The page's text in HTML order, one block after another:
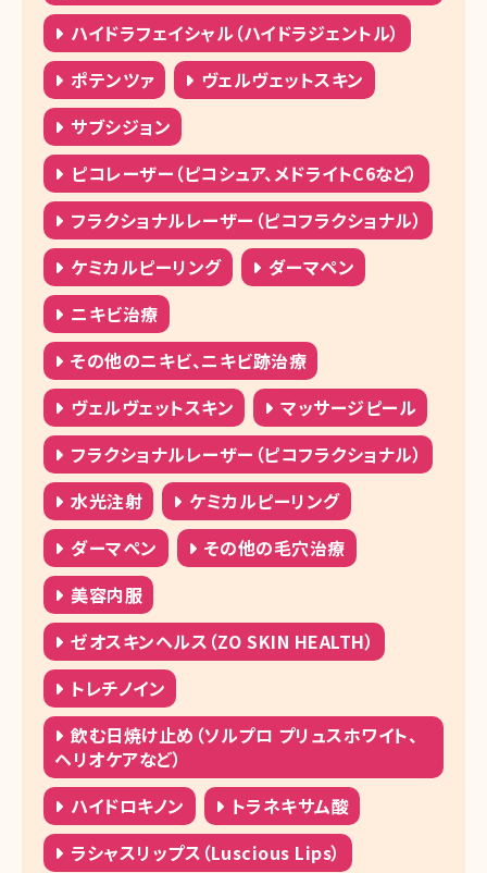
ハイドラフェイシャル（ハイドラジェントル）
ポテンツァ
ヴェルヴェットスキン
サブシジョン
ピコレーザー（ピコシュア、メドライトC6など）
フラクショナルレーザー（ピコフラクショナル）
ケミカルピーリング
ダーマペン
ニキビ治療
その他のニキビ、ニキビ跡治療
ヴェルヴェットスキン
マッサージピール
フラクショナルレーザー（ピコフラクショナル）
水光注射
ケミカルピーリング
ダーマペン
その他の毛穴治療
美容内服
ゼオスキンヘルス（ZO SKIN HEALTH）
トレチノイン
飲む日焼け止め（ソルプロ プリュスホワイト、
ヘリオケアなど）
ハイドロキノン
トラネキサム酸
ラシャスリップス（Luscious Lips）